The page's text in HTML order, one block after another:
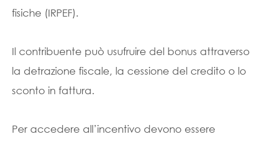
fisiche (IRPEF).
Il contribuente può usufruire del bonus attraverso
la detrazione fiscale, la cessione del credito o lo
sconto in fattura.
Per accedere all’incentivo devono essere